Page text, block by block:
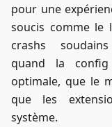
pour une
soucis comme le
crashs
quand la config
optimale, que le
que les
système.